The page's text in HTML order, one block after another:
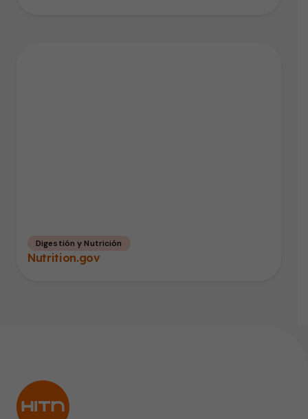
Digestión y Nutrición
Nutrition.gov